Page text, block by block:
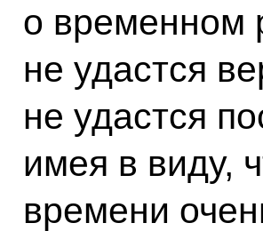
о временном
не удастся
не удастся
имея в виду,
времени